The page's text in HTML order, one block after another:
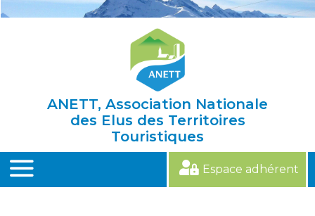
ANETT, Association Nationale
des Elus des Territoires
Touristiques
MENU
Espace adhérent